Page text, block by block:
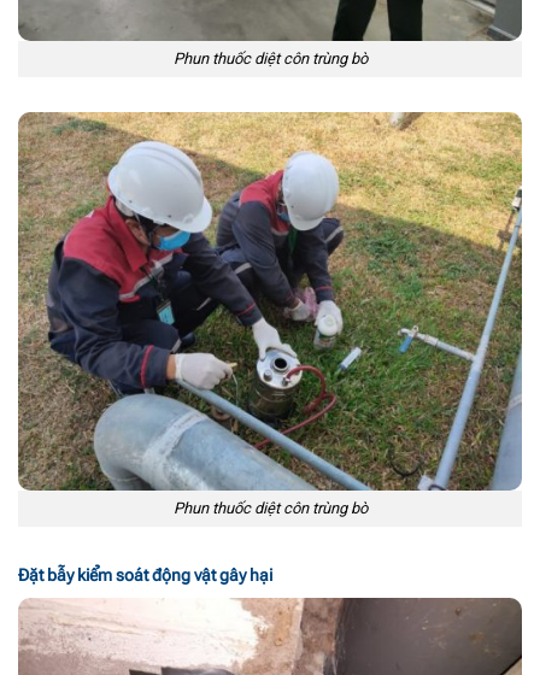
Phun thuốc diệt côn trùng bò
Phun thuốc diệt côn trùng bò
Đặt bẫy kiểm soát động vật gây hại